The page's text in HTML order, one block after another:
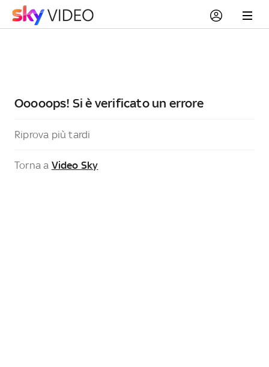
Ooooops! Si è verificato un errore
Riprova più tardi
Torna a Video Sky